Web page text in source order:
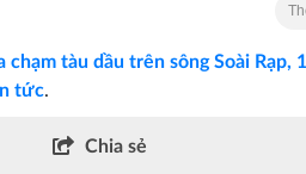
chạm tàu dầu trên sông Soài Rạp,
tức.
Chia sẻ